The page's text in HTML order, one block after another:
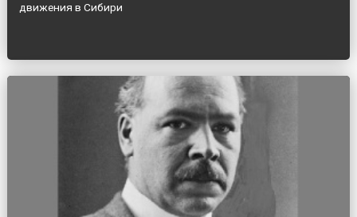
движения в Сибири